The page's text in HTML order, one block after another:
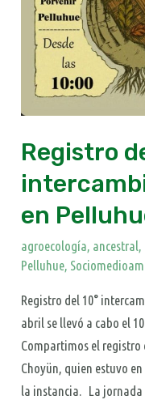
Registro
en
agroecología ancestral
Pelluhue
Registro del 10°
abril se llevó a cabo el
Compartimos el
Choyün, quien estuvo
la instancia. La jornada